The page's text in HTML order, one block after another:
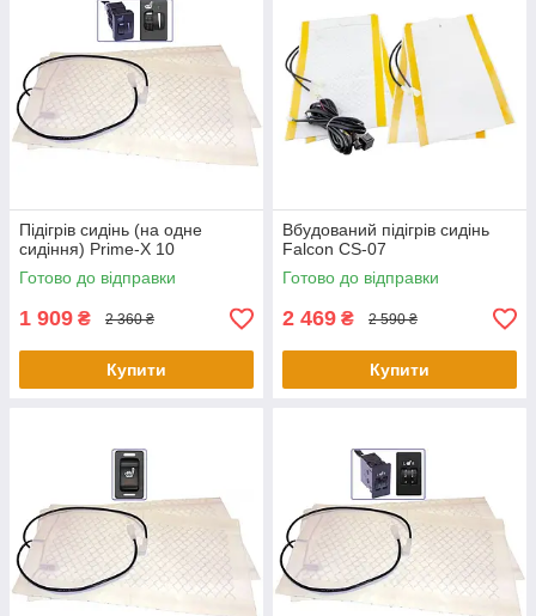
Підігрів сидінь (на одне
сидіння) Prime-X 10
Готово до відправки
1 909 ₴ 2 360 ₴
Купити
Вбудований підігрів сидінь
Falcon CS-07
Готово до відправки
2 469 ₴ 2 590 ₴
Купити